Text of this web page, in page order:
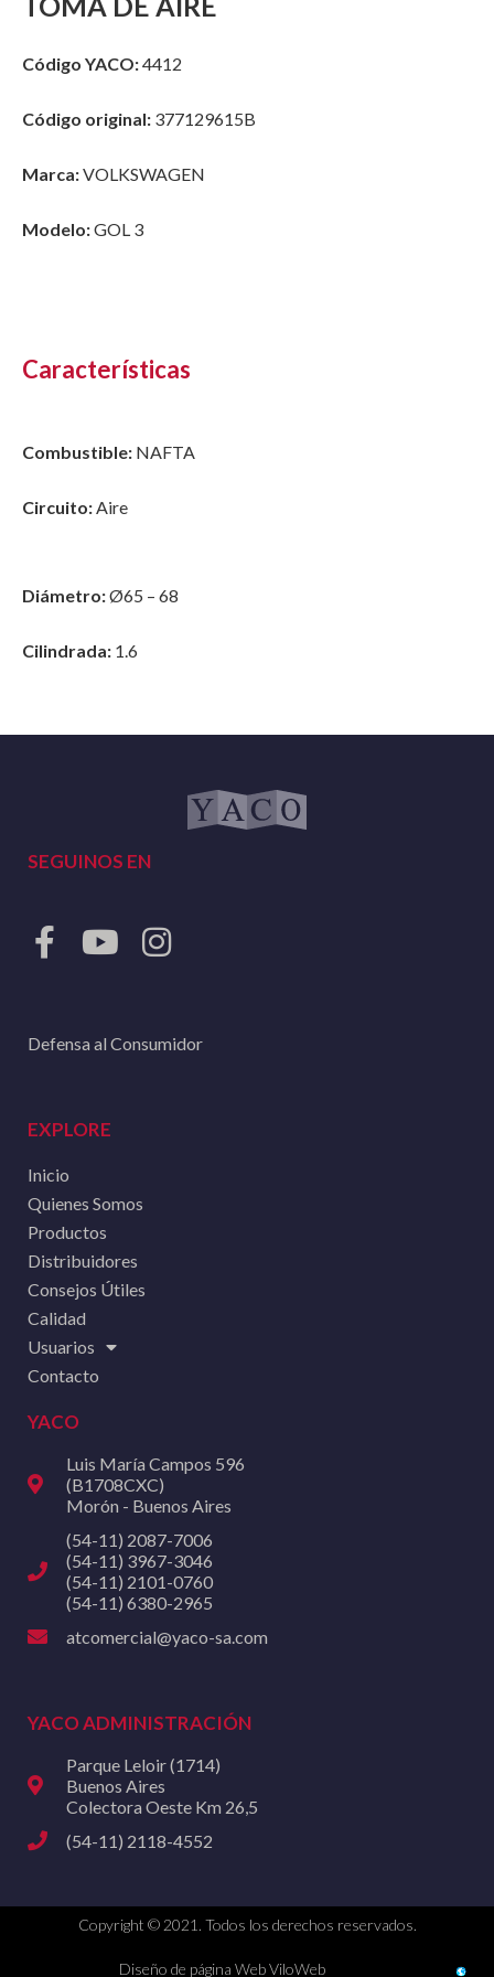
Código YACO:4412
Código original: 377129615B
Marca:VOLKSWAGEN
Modelo:GOL 3
Características
Combustible: NAFTA
Circuito: Aire
Diámetro:Ø65 – 68
Cilindrada: 1.6
SEGUINOS EN
Defensa al Consumidor
EXPLORE
Inicio
Quienes Somos
Productos
Distribuidores
Consejos Útiles
Calidad
Usuarios
Contacto
YACO
Luis María Campos 596
(B1708CXC)
Morón - Buenos Aires
(54-11) 2087-7006
(54-11) 3967-3046
(54-11) 2101-0760
(54-11) 6380-2965
atcomercial@yaco-sa.com
YACO ADMINISTRACIÓN
Parque Leloir (1714)
Buenos Aires
Colectora Oeste Km 26,5
(54-11) 2118-4552
Copyright © 2021. Todos los derechos reservados.
Diseño de página Web ViloWeb